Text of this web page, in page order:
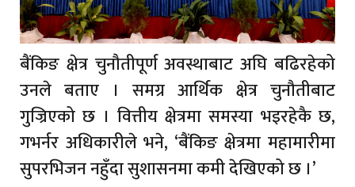
बैंकिङ क्षेत्र चुनौतीपूर्ण अवस्थाबाट अघि बढिरहेको
उनले बताए । समग्र आर्थिक क्षेत्र चुनौतीबाट
गुज्रिएको छ । वित्तीय क्षेत्रमा समस्या भइरहेकै छ,
गभर्नर अधिकारीले भने, ‘बैंकिङ क्षेत्रमा महामारीमा
सुपरभिजन नहुँदा सुशासनमा कमी देखिएको छ ।’